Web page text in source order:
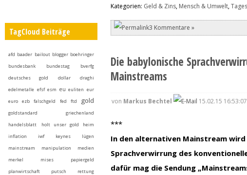
TagCloud Beiträge
afd baader bailout blogger boehringer
bundesbank
bundestag
bverfg
deutsches gold
dollar
draghi
edelmetalle efsf esm eu euliten eur
euro
ezb falschgeld fed ftd gold
goldstandard
griechenland
handelsblatt
holt unser gold heim
inflation
iwf keynes
lügen
mainstream
manipulation
medien
merkel
mises
papiergeld
planwirtschaft
putsch
rettung
Kategorien: Geld & Zins, Mensch & Umwelt,
3 Kommentare »
Die babylonische
Mainstreams
von Markus Bechtel 15.02.15 16:53:07
***
In den alternativen Mainstream
Sprachverwirrung des
dafür mag die Sendung